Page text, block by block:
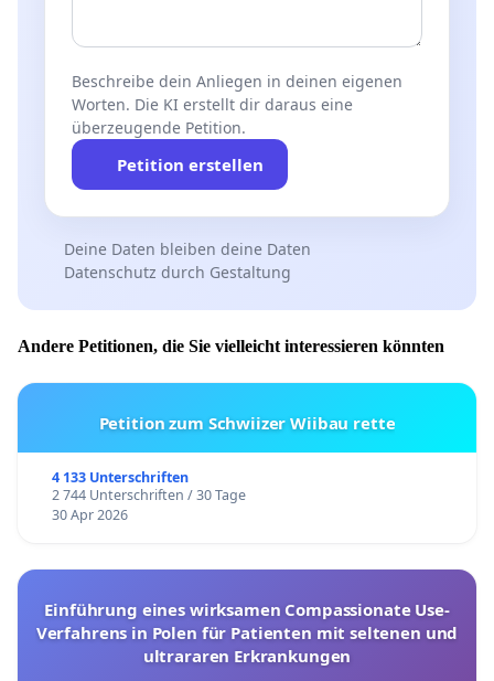
Beschreibe dein Anliegen in deinen eigenen
Worten. Die KI erstellt dir daraus eine
überzeugende Petition.
Petition erstellen
Deine Daten bleiben deine Daten
Datenschutz durch Gestaltung
Andere Petitionen, die Sie vielleicht interessieren könnten
Petition zum Schwiizer Wiibau rette
4 133 Unterschriften
2 744 Unterschriften / 30 Tage
30 Apr 2026
Einführung eines wirksamen Compassionate Use-
Verfahrens in Polen für Patienten mit seltenen und
ultrararen Erkrankungen